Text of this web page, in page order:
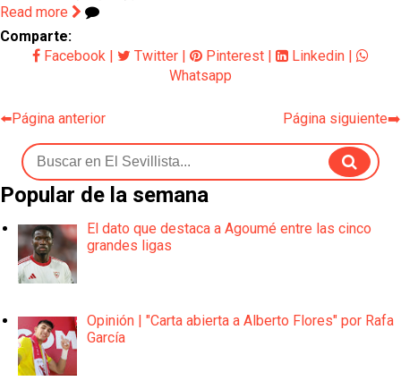
Read more
Comparte:
Facebook | Twitter | Pinterest | Linkedin |
Whatsapp
⬅️Página anterior Página siguiente➡️
Popular de la semana
El dato que destaca a Agoumé entre las cinco
grandes ligas
Opinión | "Carta abierta a Alberto Flores" por Rafa
García